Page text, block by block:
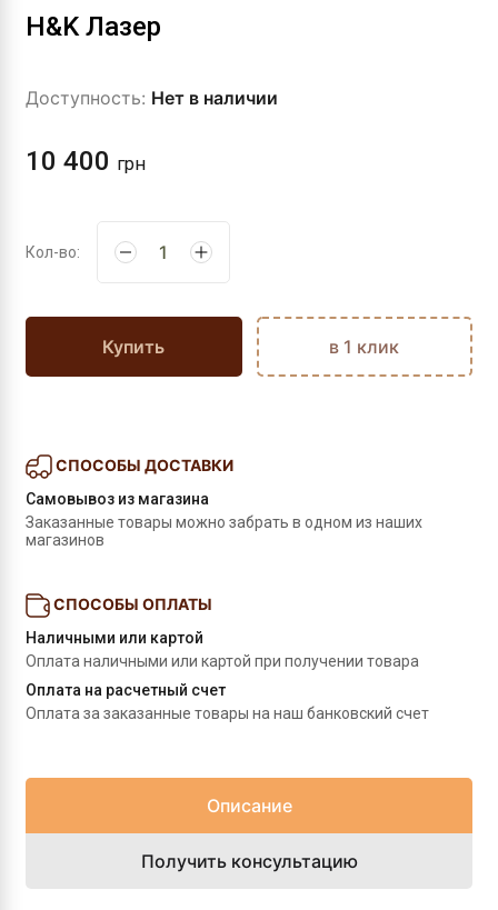
H&K Лазер
Доступность: Нет в наличии
10 400 грн
Кол-во:
Купить в 1 клик
СПОСОБЫ ДОСТАВКИ
Самовывоз из магазина
Заказанные товары можно забрать в одном из наших
магазинов
СПОСОБЫ ОПЛАТЫ
Наличными или картой
Оплата наличными или картой при получении товара
Оплата на расчетный счет
Оплата за заказанные товары на наш банковский счет
Описание
Получить консультацию